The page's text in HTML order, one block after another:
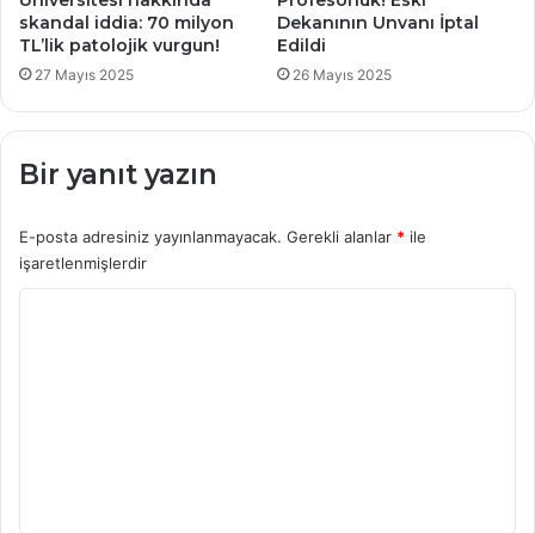
skandal iddia: 70 milyon
TL’lik patolojik vurgun!
27 Mayıs 2025
Dekanının Unvanı İptal
Edildi
26 Mayıs 2025
Bir yanıt yazın
E-posta adresiniz yayınlanmayacak. Gerekli alanlar * ile
işaretlenmişlerdir